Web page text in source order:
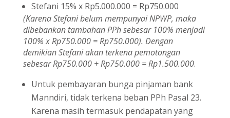
Stefani 15% x Rp5.000.000 = Rp750.000
(Karena Stefani belum mempunyai NPWP, maka
dibebankan tambahan PPh sebesar 100% menjadi
100% x Rp750.000 = Rp750.000). Dengan
demikian Stefani akan terkena pemotongan
sebesar Rp750.000 + Rp750.000 = Rp1.500.000.
Untuk pembayaran bunga pinjaman bank
Manndiri, tidak terkena beban PPh Pasal 23.
Karena masih termasuk pendapatan yang